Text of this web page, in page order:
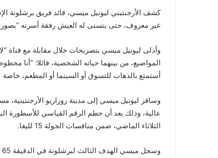
كشف الأرجنتيني ليونيل ميسي، قائد فريق برشلونة
غير معروف، حتى يتسنى له العيش رفقة أسرته
وأدلى ليونيل ميسي بتصريحات خلال مقابلة مع قناة
المواضيع، من بينهما حياته الشخصية، قائلا: “أنا
أستمتع بالذهاب للتسوق أو السينما أو المطعم، خاصة
وسافر ليونيل ميسي إلى مدينة روزاريو
الثلاثاء الماضي، ضمن منافسات الجولة 15 لليغا.